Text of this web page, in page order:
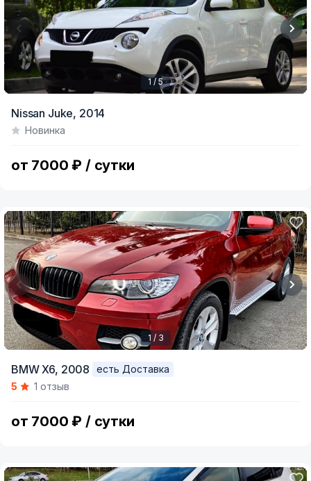
of
1 / 5
Nissan Juke, 2014
Новинка
от 7000 ₽ / сутки
of
1 / 3
BMW X6, 2008
есть Доставка
5
1 отзыв
от 7000 ₽ / сутки